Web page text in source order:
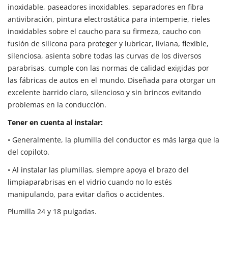
inoxidable, paseadores inoxidables, separadores en fibra
antivibración, pintura electrostática para intemperie, rieles
inoxidables sobre el caucho para su firmeza, caucho con
fusión de silicona para proteger y lubricar, liviana, flexible,
silenciosa, asienta sobre todas las curvas de los diversos
parabrisas, cumple con las normas de calidad exigidas por
las fábricas de autos en el mundo. Diseñada para otorgar un
excelente barrido claro, silencioso y sin brincos evitando
problemas en la conducción.
Tener en cuenta al instalar:
• Generalmente, la plumilla del conductor es más larga que la
del copiloto.
• Al instalar las plumillas, siempre apoya el brazo del
limpiaparabrisas en el vidrio cuando no lo estés
manipulando, para evitar daños o accidentes.
Plumilla 24 y 18 pulgadas.